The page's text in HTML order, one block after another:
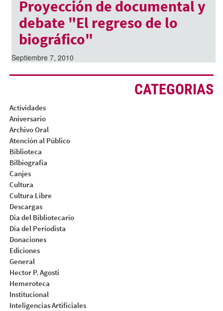
Proyección de documental y
debate "El regreso de lo
biográfico"
Septiembre 7, 2010
CATEGORIAS
Actividades
Aniversario
Archivo Oral
Atención al Público
Biblioteca
Bilbiografia
Canjes
Cultura
Cultura Libre
Descargas
Dia del Bibliotecario
Dia del Periodista
Donaciones
Ediciones
General
Hector P. Agosti
Hemeroteca
Institucional
Inteligencias Artificiales